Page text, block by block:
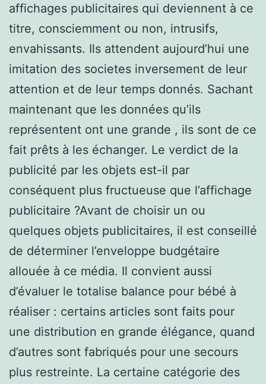
affichages publicitaires qui deviennent à ce
titre, consciemment ou non, intrusifs,
envahissants. Ils attendent aujourd’hui une
imitation des societes inversement de leur
attention et de leur temps donnés. Sachant
maintenant que les données qu’ils
représentent ont une grande , ils sont de ce
fait prêts à les échanger. Le verdict de la
publicité par les objets est-il par
conséquent plus fructueuse que l’affichage
publicitaire ?Avant de choisir un ou
quelques objets publicitaires, il est conseillé
de déterminer l’enveloppe budgétaire
allouée à ce média. Il convient aussi
d’évaluer le totalise balance pour bébé à
réaliser : certains articles sont faits pour
une distribution en grande élégance, quand
d’autres sont fabriqués pour une secours
plus restreinte. La certaine catégorie des